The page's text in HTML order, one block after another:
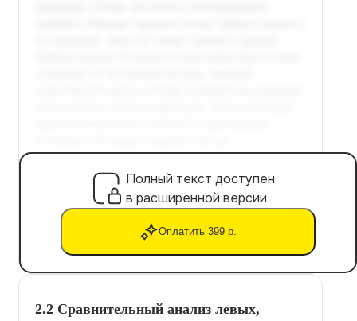
Полный текст доступен
в расширенной версии
Оплатить 399 р.
2.2 Сравнительный анализ левых,